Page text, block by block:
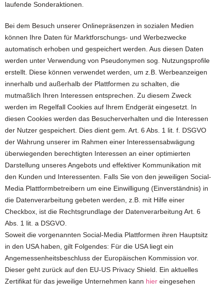
laufende Sonderaktionen.
Bei dem Besuch unserer Onlinepräsenzen in sozialen Medien
können Ihre Daten für Marktforschungs- und Werbezwecke
automatisch erhoben und gespeichert werden. Aus diesen Daten
werden unter Verwendung von Pseudonymen sog. Nutzungsprofile
erstellt. Diese können verwendet werden, um z.B. Werbeanzeigen
innerhalb und außerhalb der Plattformen zu schalten, die
mutmaßlich Ihren Interessen entsprechen. Zu diesem Zweck
werden im Regelfall Cookies auf Ihrem Endgerät eingesetzt. In
diesen Cookies werden das Besucherverhalten und die Interessen
der Nutzer gespeichert. Dies dient gem. Art. 6 Abs. 1 lit. f. DSGVO
der Wahrung unserer im Rahmen einer Interessensabwägung
überwiegenden berechtigten Interessen an einer optimierten
Darstellung unseres Angebots und effektiver Kommunikation mit
den Kunden und Interessenten. Falls Sie von den jeweiligen Social-
Media Plattformbetreibern um eine Einwilligung (Einverständnis) in
die Datenverarbeitung gebeten werden, z.B. mit Hilfe einer
Checkbox, ist die Rechtsgrundlage der Datenverarbeitung Art. 6
Abs. 1 lit. a DSGVO.
Soweit die vorgenannten Social-Media Plattformen ihren Hauptsitz
in den USA haben, gilt Folgendes: Für die USA liegt ein
Angemessenheitsbeschluss der Europäischen Kommission vor.
Dieser geht zurück auf den EU-US Privacy Shield. Ein aktuelles
Zertifikat für das jeweilige Unternehmen kann hier eingesehen